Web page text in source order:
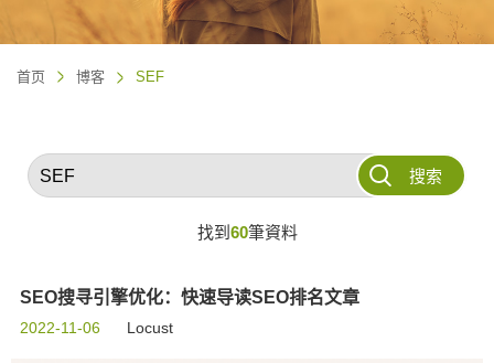
首页 博客 SEF
搜索
找到 60筆資料
SEO搜寻引擎优化：快速导读SEO排名文章
2022-11-06 Locust